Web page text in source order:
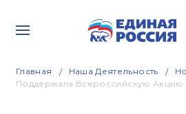
Главная Наша Деятельность
Поддержала Всероссийскую Акцию